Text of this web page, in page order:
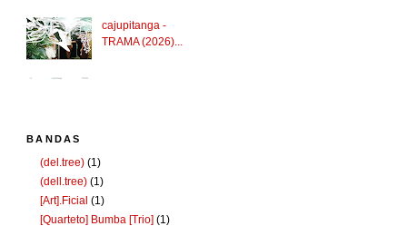
cajupitanga -
TRAMA (2026)...
BANDAS
(del.tree) (1)
(dell.tree) (1)
[Art].Ficial (1)
[Quarteto] Bumba [Trio] (1)